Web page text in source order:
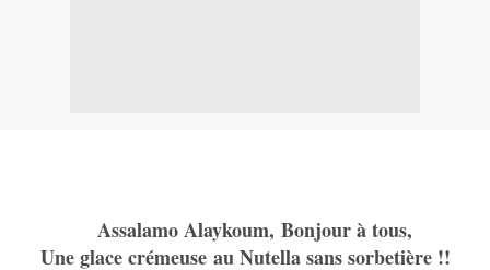
Assalamo Alaykoum, Bonjour à tous,
Une glace crémeuse au Nutellasans sorbetière !!